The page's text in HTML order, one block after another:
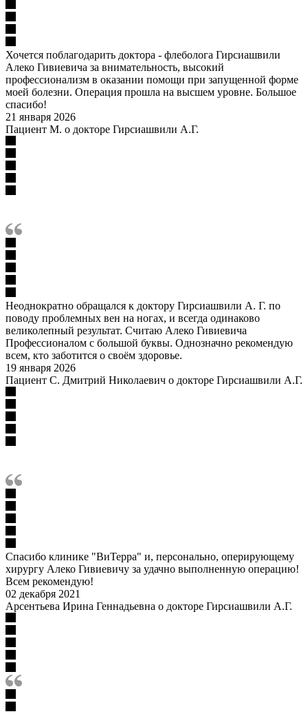
Хочется поблагодарить доктора - флеболога Гирсиашвили
Алеко Гивиевича за внимательность, высокий
профессионализм в оказании помощи при запущенной форме
моей болезни. Операция прошла на высшем уровне. Большое
спасибо!
21 января 2026
Пациент М. о докторе Гирсиашвили А.Г.
Неоднократно обращался к доктору Гирсиашвили А. Г. по
поводу проблемных вен на ногах, и всегда одинаково
великолепный результат. Считаю Алеко Гивиевича
Профессионалом с большой буквы. Однозначно рекомендую
всем, кто заботится о своём здоровье.
19 января 2026
Пациент С. Дмитрий Николаевич о докторе Гирсиашвили А.Г.
Спасибо клинике "ВиТерра" и, персонально, оперирующему
хирургу Алеко Гивиевичу за удачно выполненную операцию!
Всем рекомендую!
02 декабря 2021
Арсентьева Ирина Геннадьевна о докторе Гирсиашвили А.Г.